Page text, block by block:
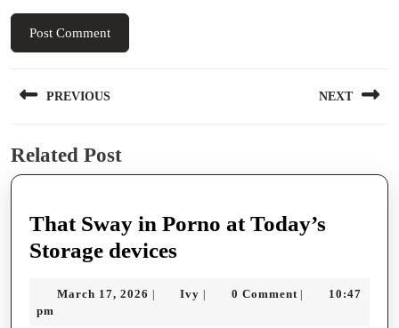
navigation
PREVIOUS
post:
NEXT
Related Post
That Sway in Porno at Today’s
Storage devices
in
March 17, 2026 March
| Ivy Ivy
| 0 Comment |
10:47
pm